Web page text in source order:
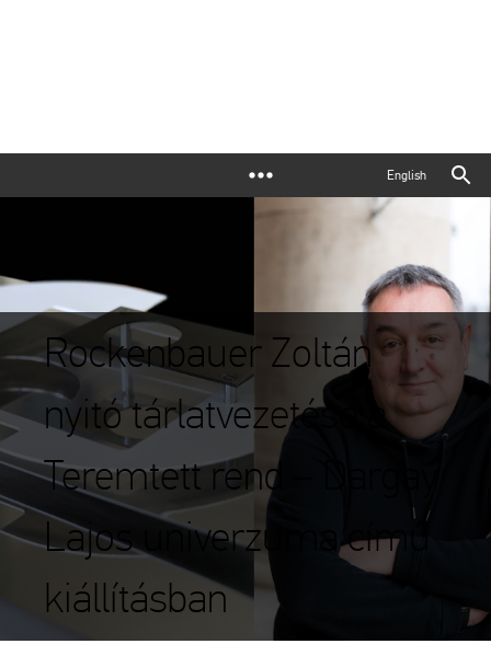
English
Rockenbauer Zoltán
nyitó tárlatvezetése a
Teremtett rend – Dargay
Lajos univerzuma című
kiállításban